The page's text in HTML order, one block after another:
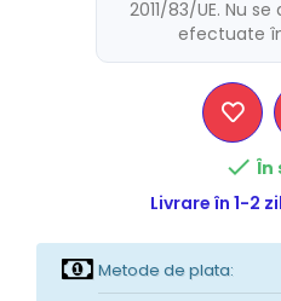
2011/83/UE. Nu
efectuate
 În
Livrare în 1-2
Metode de plata: